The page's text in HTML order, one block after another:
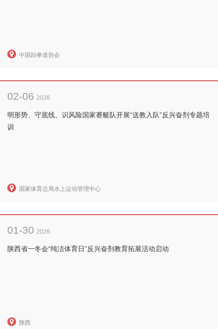
中国跆拳道协会
02-06 2026
明形势、守底线、识风险国家赛艇队开展“送教入队”反兴奋剂专题培
训
国家体育总局水上运动管理中心
01-30 2026
陕西省一冬会“纯洁体育日”反兴奋剂教育拓展活动启动
陕西